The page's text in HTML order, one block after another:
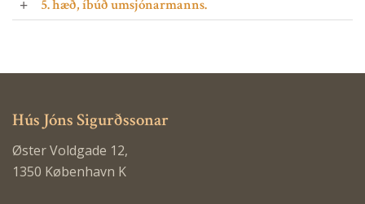
5. hæð, íbúð umsjónarmanns.
Hús Jóns Sigurðssonar
Øster Voldgade 12,
1350 København K